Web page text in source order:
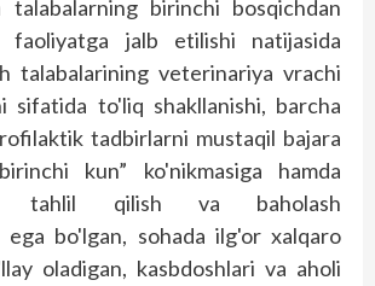
talabalarning birinchi bosqichdan
faoliyatga jalb etilishi natijasida
talabalarining veterinariya vrachi
sifatida to'liq shakllanishi, barcha
tadbirlarni mustaqil bajara
kun” ko'nikmasiga hamda
tahlil qilish va baholash
ega bo'lgan, sohada ilg'or xalqaro
oladigan, kasbdoshlari va aholi